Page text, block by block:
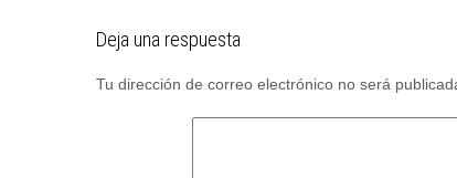
t
n
a
Deja una respuesta
Tu dirección de correo electrónico no será